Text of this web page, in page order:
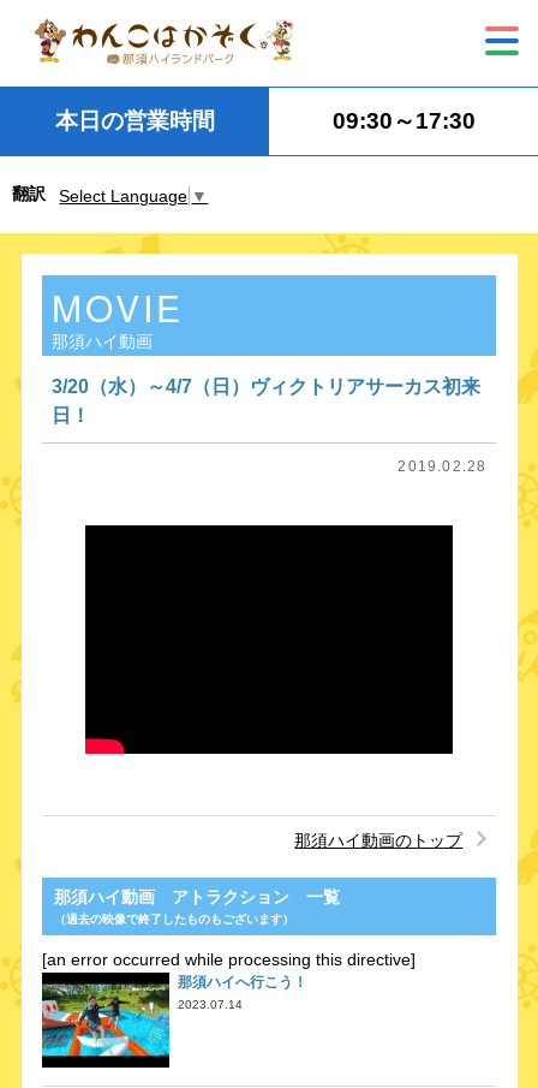
本日の営業時間 09:30～17:30
翻訳 Select Language ▼
MOVIE
那須ハイ動画
3/20（水）～4/7（日）ヴィクトリアサーカス初来
日！
2019.02.28
那須ハイ動画のトップ
那須ハイ動画 アトラクション 一覧
（過去の映像で終了したものもございます）
[an error occurred while processing this directive]
那須ハイへ行こう！
2023.07.14